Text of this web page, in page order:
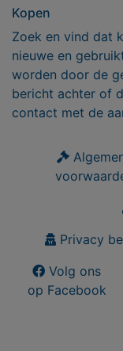
Kopen
Zoek en vind dat
nieuwe en
worden door de
bericht achter of
contact met de
Privacy
Volg ons
op Facebook